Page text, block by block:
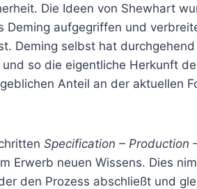
Die Ideen von Shewhart
Deming aufgegriffen und
Deming selbst hat
so die eigentliche Herkunft
Anteil an der aktuellen
Specification – Production
Erwerb neuen Wissens. Dies
den Prozess abschließt und